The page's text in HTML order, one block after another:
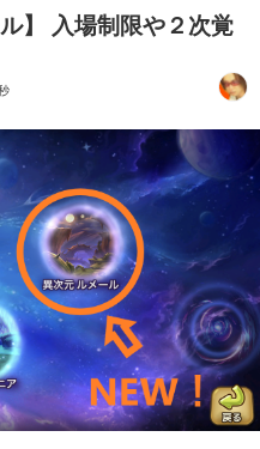
】 入場制限や２次覚